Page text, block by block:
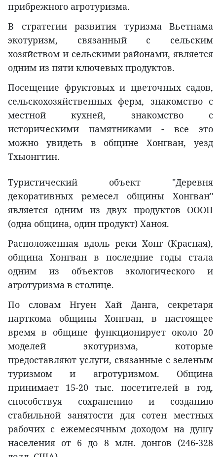
прибрежного агротуризма.
В стратегии развития туризма Вьетнама
экотуризм, связанный с сельским
хозяйством и сельскими районами, является
одним из пяти ключевых продуктов.
Посещение фруктовых и цветочных садов,
сельскохозяйственных ферм, знакомство с
местной кухней, знакомство с
историческими памятниками - все это
можно увидеть в общине Хонгван, уезд
Тхыонгтин.
Туристический объект "Деревня
декоративных ремесел общины Хонгван"
является одним из двух продуктов ОООП
(одна община, один продукт) Ханоя.
Расположенная вдоль реки Хонг (Красная),
община Хонгван в последние годы стала
одним из объектов экологического и
агротуризма в столице.
По словам Нгуен Хай Данга, секретаря
парткома общины Хонгван, в настоящее
время в общине функционирует около 20
моделей экотуризма, которые
предоставляют услуги, связанные с зеленым
туризмом и агротуризмом. Община
принимает 15-20 тыс. посетителей в год,
способствуя сохранению и созданию
стабильной занятости для сотен местных
рабочих с ежемесячным доходом на душу
населения от 6 до 8 млн. донгов (246-328